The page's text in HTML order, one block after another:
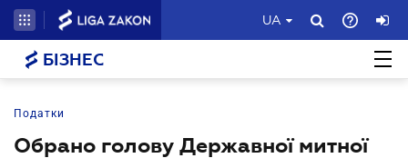
UA
БІЗНЕС
Податки
Обрано голову Державної митної